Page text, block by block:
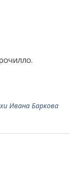
Ивана Баркова